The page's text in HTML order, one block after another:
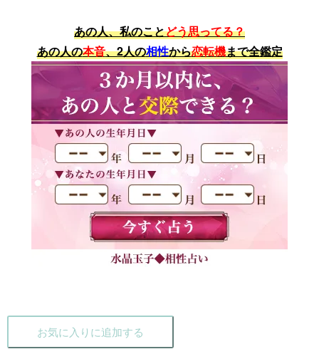
あの人、私のことどう思ってる？
あの人の本音、2人の相性から恋転機まで全鑑定
お気に入りに追加する